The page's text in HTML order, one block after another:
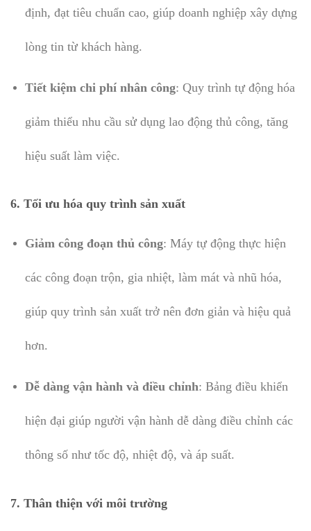
định, đạt tiêu chuẩn cao, giúp doanh nghiệp xây dựng
lòng tin từ khách hàng.
Tiết kiệm chi phí nhân công: Quy trình tự động hóa
giảm thiểu nhu cầu sử dụng lao động thủ công, tăng
hiệu suất làm việc.
6. Tối ưu hóa quy trình sản xuất
Giảm công đoạn thủ công: Máy tự động thực hiện
các công đoạn trộn, gia nhiệt, làm mát và nhũ hóa,
giúp quy trình sản xuất trở nên đơn giản và hiệu quả
hơn.
Dễ dàng vận hành và điều chỉnh: Bảng điều khiển
hiện đại giúp người vận hành dễ dàng điều chỉnh các
thông số như tốc độ, nhiệt độ, và áp suất.
7. Thân thiện với môi trường